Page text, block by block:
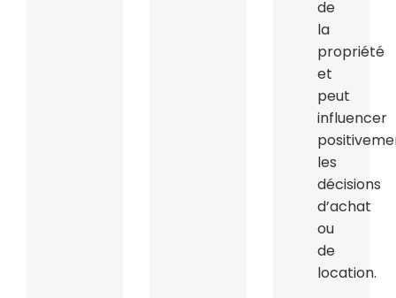
de
la
propriété
et
peut
influencer
les
décisions
d’achat
ou
de
location.